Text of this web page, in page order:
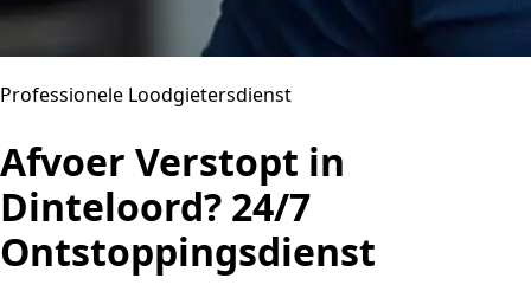
Professionele Loodgietersdienst
Afvoer Verstopt in
Dinteloord? 24/7
Ontstoppingsdienst